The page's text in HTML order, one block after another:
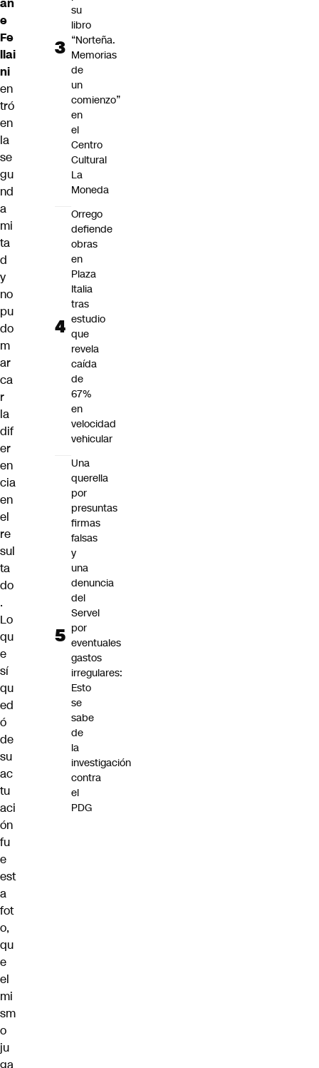
e
Fe
llai
ni
en
tró
en
la
se
gu
nd
a
mi
ta
d
y
no
pu
do
m
ar
ca
r
la
dif
er
en
cia
en
el
re
sul
ta
do
.
Lo
qu
e
sí
qu
ed
ó
de
su
ac
tu
aci
ón
fu
e
est
a
fot
o,
qu
e
el
mi
sm
o
ju
ga
su
libro
“Norteña.
Memorias
de
un
comienzo”
en
el
Centro
Cultural
La
Moneda
Orrego
defiende
obras
en
Plaza
Italia
tras
estudio
que
revela
caída
de
67%
en
velocidad
vehicular
Una
querella
por
presuntas
firmas
falsas
y
una
denuncia
del
Servel
por
eventuales
gastos
irregulares:
Esto
se
sabe
de
la
investigación
contra
el
PDG